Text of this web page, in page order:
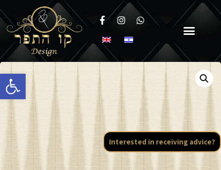
Open toolbar
Interested in receiving advice?